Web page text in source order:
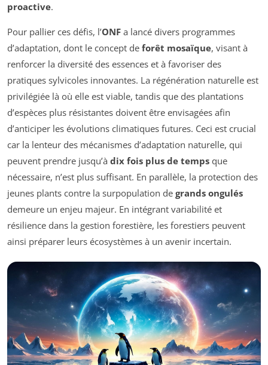
proactive.
Pour pallier ces défis, l’ONF a lancé divers programmes
d’adaptation, dont le concept de forêt mosaïque, visant à
renforcer la diversité des essences et à favoriser des
pratiques sylvicoles innovantes. La régénération naturelle est
privilégiée là où elle est viable, tandis que des plantations
d’espèces plus résistantes doivent être envisagées afin
d’anticiper les évolutions climatiques futures. Ceci est crucial
car la lenteur des mécanismes d’adaptation naturelle, qui
peuvent prendre jusqu’à dix fois plus de temps que
nécessaire, n’est plus suffisant. En parallèle, la protection des
jeunes plants contre la surpopulation de grands ongulés
demeure un enjeu majeur. En intégrant variabilité et
résilience dans la gestion forestière, les forestiers peuvent
ainsi préparer leurs écosystèmes à un avenir incertain.